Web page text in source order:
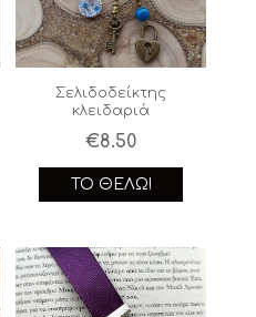
Σελιδοδείκτης
κλειδαριά
€8.50
ΤΟ ΘΈΛΩ!